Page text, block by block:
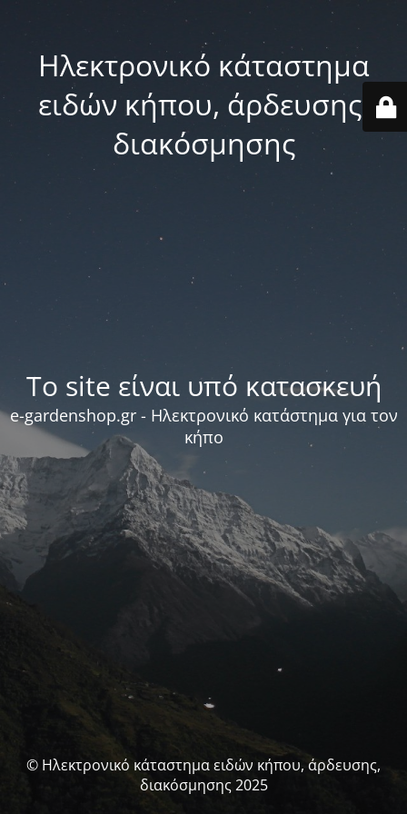
Ηλεκτρονικό κάταστημα
ειδών κήπου, άρδευσης,
διακόσμησης
Το site είναι υπό κατασκευή
e-gardenshop.gr - Ηλεκτρονικό κατάστημα για τον
κήπο
© Ηλεκτρονικό κάταστημα ειδών κήπου, άρδευσης,
διακόσμησης 2025